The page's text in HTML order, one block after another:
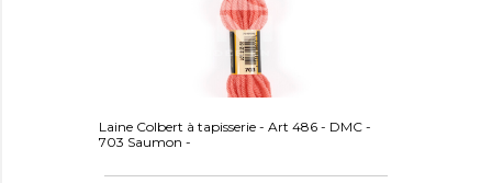
Laine Colbert à tapisserie - Art 486 - DMC -
703 Saumon -